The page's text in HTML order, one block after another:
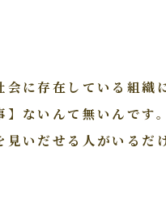
会に存在している組織
ないんて無いんです。
見いだせる人がいるだ